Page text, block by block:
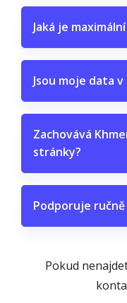
Jaká je
Jsou moje data v
Zachovává
stránky?
Podporuje
Pokud